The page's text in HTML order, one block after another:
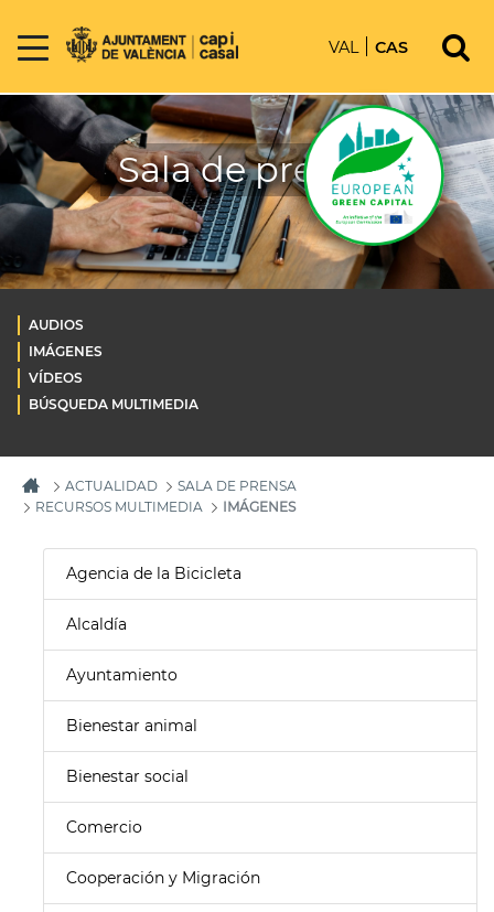
VAL CAS
Sala de prensa
AUDIOS
IMÁGENES
VÍDEOS
BÚSQUEDA MULTIMEDIA
ACTUALIDAD
SALA DE PRENSA
RECURSOS MULTIMEDIA
IMÁGENES
Agencia de la Bicicleta
Alcaldía
Ayuntamiento
Bienestar animal
Bienestar social
Comercio
Cooperación y Migración